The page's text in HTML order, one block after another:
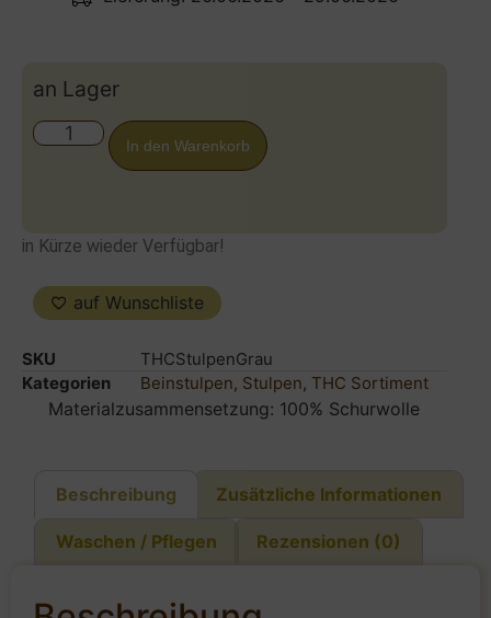
an Lager
In den Warenkorb
in Kürze wieder Verfügbar!
auf Wunschliste
SKU
THCStulpenGrau
Kategorien
Beinstulpen, Stulpen, THC Sortiment
Materialzusammensetzung: 100% Schurwolle
Beschreibung Zusätzliche Informationen
Waschen / Pflegen Rezensionen (0)